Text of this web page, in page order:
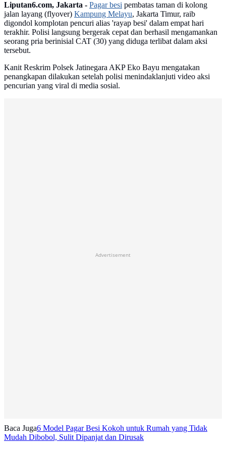
Liputan6.com, Jakarta - Pagar besi pembatas taman di kolong
jalan layang (flyover) Kampung Melayu, Jakarta Timur, raib
digondol komplotan pencuri alias 'rayap besi' dalam empat hari
terakhir. Polisi langsung bergerak cepat dan berhasil mengamankan
seorang pria berinisial CAT (30) yang diduga terlibat dalam aksi
tersebut.
Kanit Reskrim Polsek Jatinegara AKP Eko Bayu mengatakan
penangkapan dilakukan setelah polisi menindaklanjuti video aksi
pencurian yang viral di media sosial.
Advertisement
Baca Juga6 Model Pagar Besi Kokoh untuk Rumah yang Tidak
Mudah Dibobol, Sulit Dipanjat dan Dirusak